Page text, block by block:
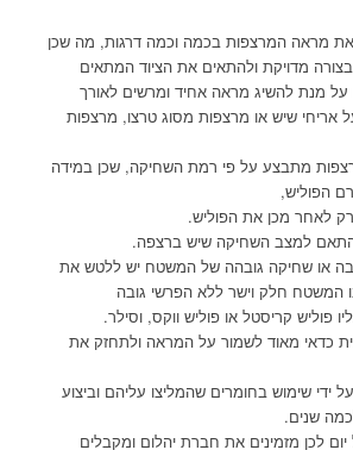
מראה המרצפות בכמה וכמה דרגות, מה שכן
מדויקת ולהתאים את הציוד המתאים
על מנת להשיג מראה אחיד ומרשים לאורך
אריחי שיש או מרצפות מסוג טרצו, מרצפות
מתבצע על פי רמת השחיקה, שכן במידה
הפוליש,
לאחר מכן את הפוליש.
למצב השחיקה שיש ברצפה.
או שחיקה גובהה של המשטח יש ללטש את
חלק וישר ללא הפרשי גובה
פוליש קריסטל או פוליש ווקס, וסילר.
כדאי מאוד לשמור על המראה ולתחזק את
ידי שימוש בחומרים שהמליצו עליהם וביצוע
שנים.
לכן מזמינים את חברת יהלום ומקבלים